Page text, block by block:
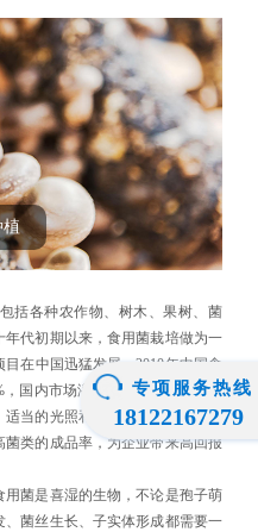
植
括各种农作物、树木、果树、菌
代初期以来，食用菌栽培做为一
在中国迅猛发展。2010年中国食
，国内市场潜力巨大，然而，菌类
当的光照和通风，生产过程环环
类的成品率，为企业带来高回报
用菌是喜湿的生物，不论是孢子萌
、菌丝生长、子实体形成都需要一
专项服务热线
18122167279